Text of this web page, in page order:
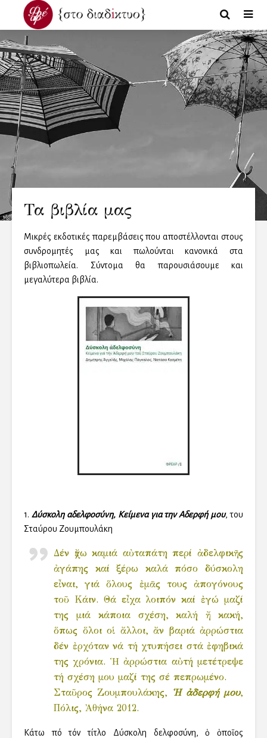
Τα βιβλία μας
Μικρές εκδοτικές παρεμβάσεις που αποστέλλονται στους
συνδρομητές μας και πωλούνται κανονικά στα
βιβλιοπωλεία. Σύντομα θα παρουσιάσουμε και
μεγαλύτερα βιβλία.
1. Δύσκολη αδελφοσύνη, Κείμενα για την Αδερφή μου, του
Σταύρου Ζουμπουλάκη
Δέν ἔχω καμιά αὐταπάτη περί ἀδελφικῆς
ἀγάπης καί ξέρω καλά πόσο δύσκολη
εἶναι, γιά ὅλους ἐμᾶς τους ἀπογόνους
τοῦ Κάιν. Θά εἶχα λοιπόν καί ἐγώ μαζί
της μιά κάποια σχέση, καλή ἤ κακή,
ὅπως ὅλοι οἱ ἄλλοι, ἄν βαριά ἀρρώστια
δέν ἐρχόταν νά τή χτυπήσει στά ἐφηβικά
της χρόνια. Ἡ ἀρρώστια αὐτή μετέτρεψε
τή σχέση μου μαζί της σέ πεπρωμένο.
Σταῦρος Ζουμπουλάκης, Ἡ ἀδερφή μου,
Πόλις, Ἀθήνα 2012.
Κάτω ἀπό τόν τίτλο Δύσκολη ἀδελφοσύνη, ὁ ὁποῖος